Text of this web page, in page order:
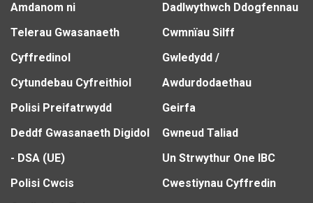
Amdanom ni
Telerau Gwasanaeth
Cyffredinol
Cytundebau Cyfreithiol
Polisi Preifatrwydd
Deddf Gwasanaeth Digidol
- DSA (UE)
Polisi Cwcis
Dadlwythwch Ddogfennau
Cwmnïau Silff
Gwledydd /
Awdurdodaethau
Geirfa
Gwneud Taliad
Un Strwythur One IBC
Cwestiynau Cyffredin